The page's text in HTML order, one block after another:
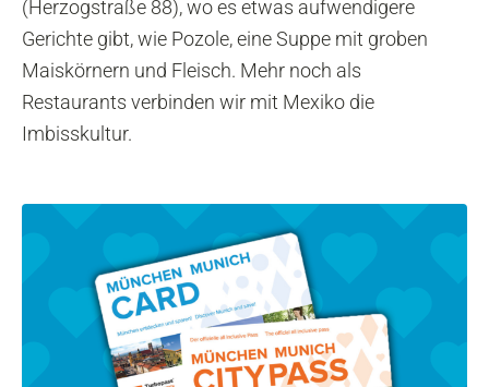
(Herzogstraße 88), wo es etwas aufwendigere
Gerichte gibt, wie Pozole, eine Suppe mit groben
Maiskörnern und Fleisch. Mehr noch als
Restaurants verbinden wir mit Mexiko die
Imbisskultur.